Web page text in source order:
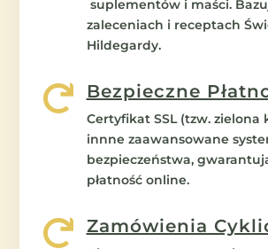
suplementów i maści.
zaleceniach i receptach
Hildegardy.
 Bezpieczne
Certyfikat SSL (tzw. zielona
innne zaawansowane
bezpieczeństwa,
płatność online.
 Zamówienia